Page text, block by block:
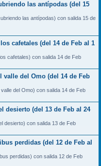
las antípodas (del 15
las antípodas) con salida 15 de
cafetales (del 14 de Feb al 1
cafetales) con salida 14 de Feb
del Omo (del 14 de Feb
del Omo) con salida 14 de Feb
desierto (del 13 de Feb al 24
desierto) con salida 13 de Feb
perdidas (del 12 de Feb al
perdidas) con salida 12 de Feb